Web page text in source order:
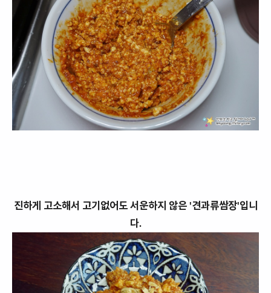
진하게 고소해서 고기없어도 서운하지 않은 '견과류쌈장'입니
다.